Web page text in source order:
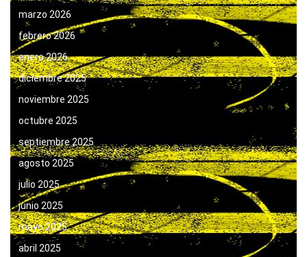
marzo 2026
febrero 2026
enero 2026
diciembre 2025
noviembre 2025
octubre 2025
septiembre 2025
agosto 2025
julio 2025
junio 2025
mayo 2025
abril 2025